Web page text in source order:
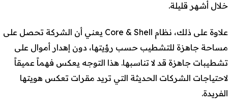
خلال أشهر قليلة.
علاوة على ذلك، نظام Core & Shell يعني أن الشركة تحصل على
مساحة جاهزة للتشطيب حسب رؤيتها، دون إهدار أموال على
تشطيبات جاهزة قد لا تناسبها. هذا التوجه يعكس فهماً عميقاً
لاحتياجات الشركات الحديثة التي تريد مقرات تعكس هويتها
الفريدة.